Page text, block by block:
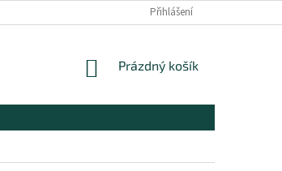
OSOBNÍCH ÚDAJŮ Přihlášení
NÁKUPNÍ
Prázdný košík